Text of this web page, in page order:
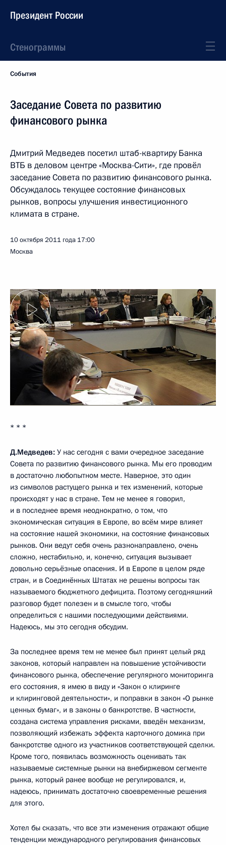
Президент России
Стенограммы
События
Заседание Совета по развитию
финансового рынка
Дмитрий Медведев посетил штаб-квартиру Банка
ВТБ в деловом центре «Москва-Сити», где провёл
заседание Совета по развитию финансового рынка.
Обсуждалось текущее состояние финансовых
рынков, вопросы улучшения инвестиционного
климата в стране.
10 октября 2011 года 17:00
Москва
* * *
Д.Медведев: У нас сегодня с вами очередное заседание
Совета по развитию финансового рынка. Мы его проводим
в достаточно любопытном месте. Наверное, это один
из символов растущего рынка и тех изменений, которые
происходят у нас в стране. Тем не менее я говорил,
и в последнее время неоднократно, о том, что
экономическая ситуация в Европе, во всём мире влияет
на состояние нашей экономики, на состояние финансовых
рынков. Они ведут себя очень разнонаправлено, очень
сложно, нестабильно, и, конечно, ситуация вызывает
довольно серьёзные опасения. И в Европе в целом ряде
стран, и в Соединённых Штатах не решены вопросы так
называемого бюджетного дефицита. Поэтому сегодняшний
разговор будет полезен и в смысле того, чтобы
определиться с нашими последующими действиями.
Надеюсь, мы это сегодня обсудим.
За последнее время тем не менее был принят целый ряд
законов, который направлен на повышение устойчивости
финансового рынка, обеспечение регулярного мониторинга
его состояния, я имею в виду и «Закон о клиринге
и клиринговой деятельности», и поправки в закон «О рынке
ценных бумаг», и в законы о банкротстве. В частности,
создана система управления рисками, введён механизм,
позволяющий избежать эффекта карточного домика при
банкротстве одного из участников соответствующей сделки.
Кроме того, появилась возможность оценивать так
называемые системные рынки на внебиржевом сегменте
рынка, который ранее вообще не регулировался, и,
надеюсь, принимать достаточно своевременные решения
для этого.
Хотел бы сказать, что все эти изменения отражают общие
тенденции международного регулирования финансовых